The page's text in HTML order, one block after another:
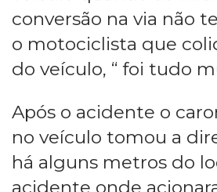
conversão na via não
o motociclista que
do veículo, “ foi tudo
Após o acidente o
no veículo tomou a
há alguns metros do